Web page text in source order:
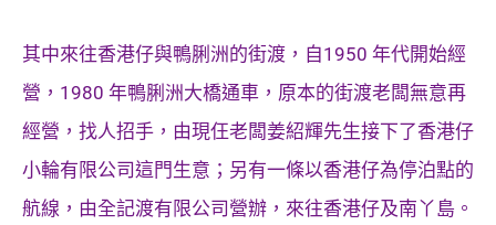
其中來往香港仔與鴨脷洲的街渡，自1950 年代開始經
營，1980 年鴨脷洲大橋通車，原本的街渡老闆無意再
經營，找人招手，由現仼老闆姜紹輝先生接下了香港仔
小輪有限公司這門生意；另有一條以香港仔為停泊點的
航線，由全記渡有限公司營辦，來往香港仔及南丫島。